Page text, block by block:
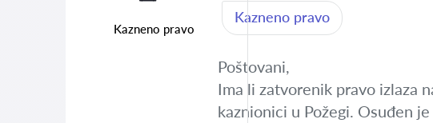
Kazneno pravo
Kazneno pravo
Poštovani,
Ima li zatvorenik pravo izlaza
kaznionici u Požegi. Osuđen